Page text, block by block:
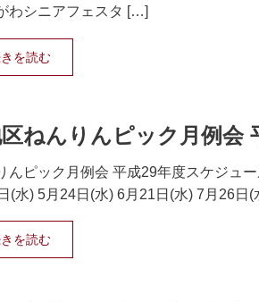
わシニアフェスタ […]
を読む
ねんりんピック月例会
んピック月例会 平成29年度スケジュ
(水) 5月24日(水) 6月21日(水) 7月26
を読む